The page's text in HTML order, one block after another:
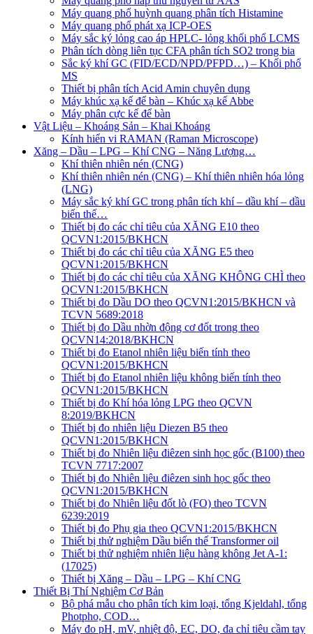
Máy quang phổ huỳnh quang phân tích Histamine
Máy quang phổ phát xạ ICP-OES
Máy sắc ký lỏng cao áp HPLC- lỏng khối phổ LCMS
Phân tích dòng liên tục CFA phân tích SO2 trong bia
Sắc ký khí GC (FID/ECD/NPD/PFPD…) – Khối phổ
MS
Thiết bị phân tích Acid Amin chuyên dụng
Máy khúc xạ kế để bàn – Khúc xạ kế Abbe
Máy phân cực kế để bàn
Vật Liệu – Khoáng Sản – Khai Khoáng
Kính hiển vi RAMAN (Raman Microscope)
Xăng – Dầu – LPG – Khí CNG – Năng Lượng…
Khí thiên nhiên nén (CNG)
Khí thiên nhiên nén (CNG) – Khí thiên nhiên hóa lỏng
(LNG)
Máy sắc ký khí GC trong phân tích khí – dầu khí – dầu
biến thế…
Thiết bị đo các chỉ tiêu của XĂNG E10 theo
QCVN1:2015/BKHCN
Thiết bị đo các chỉ tiêu của XĂNG E5 theo
QCVN1:2015/BKHCN
Thiết bị đo các chỉ tiêu của XĂNG KHÔNG CHÌ theo
QCVN1:2015/BKHCN
Thiết bị đo Dầu DO theo QCVN1:2015/BKHCN và
TCVN 5689:2018
Thiết bị đo Dầu nhờn động cơ đốt trong theo
QCVN14:2018/BKHCN
Thiết bị đo Etanol nhiên liệu biến tính theo
QCVN1:2015/BKHCN
Thiết bị đo Etanol nhiên liệu không biến tính theo
QCVN1:2015/BKHCN
Thiết bị đo Khí hóa lỏng LPG theo QCVN
8:2019/BKHCN
Thiết bị đo nhiên liệu Diezen B5 theo
QCVN1:2015/BKHCN
Thiết bị đo Nhiên liệu điêzen sinh học gốc (B100) theo
TCVN 7717:2007
Thiết bị đo Nhiên liệu điêzen sinh học gốc theo
QCVN1:2015/BKHCN
Thiết bị đo Nhiên liệu đốt lò (FO) theo TCVN
6239:2019
Thiết bị đo Phụ gia theo QCVN1:2015/BKHCN
Thiết bị thử nghiệm Dầu biến thế Transformer oil
Thiết bị thử nghiệm nhiên liệu hàng không Jet A-1:
(17025)
Thiết bị Xăng – Dầu – LPG – Khí CNG
Thiết Bị Thí Nghiệm Cơ Bản
Bộ phá mẫu cho phân tích kim loại, tổng Kjeldahl, tổng
Photpho, COD…
Máy đo pH, mV, nhiệt độ, EC, DO, đa chỉ tiêu cầm tay